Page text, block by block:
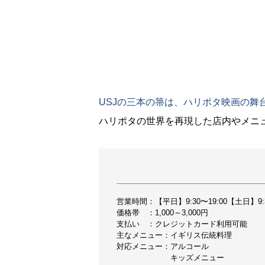
USJの三本の箒は、ハリポタ映画の舞
ハリポタの世界を再現した店内やメニ
営業時間：【平日】9:30〜19:00【土日】
価格帯 ：1,000～3,000円
支払い ：クレジットカード利用可能
主なメニュー：イギリス伝統料理
対応メニュー：アルコール
キッズメニュー